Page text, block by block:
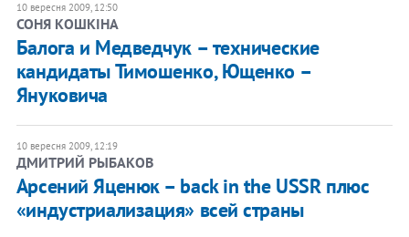
10 вересня 2009, 12:50
СОНЯ КОШКІНА
Балога и Медведчук – технические
кандидаты Тимошенко, Ющенко –
Януковича
10 вересня 2009, 12:19
ДМИТРИЙ РЫБАКОВ
Арсений Яценюк – back in the USSR плюс
«индустриализация» всей страны